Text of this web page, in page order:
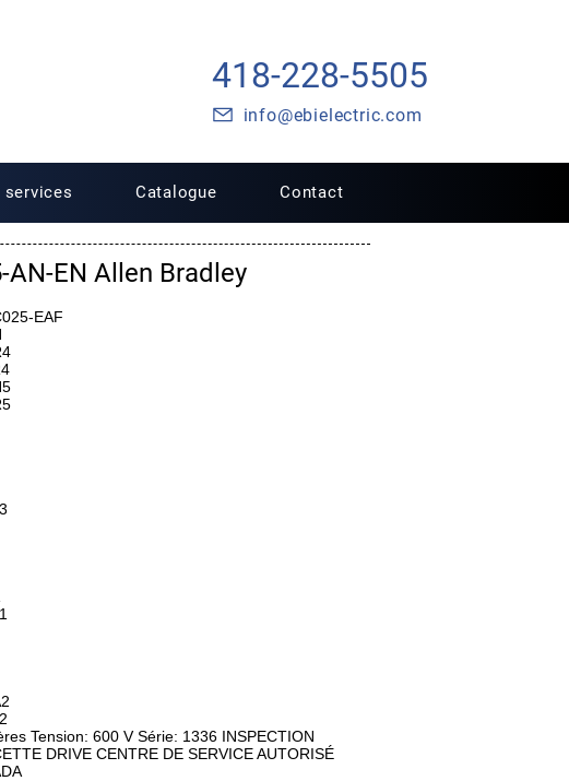
418-228-5505
info@ebielectric.com
services Catalogue Contact
AN-EN Allen Bradley
EAF
Tension: 600 V Série: 1336 INSPECTION
DRIVE CENTRE DE SERVICE AUTORISÉ